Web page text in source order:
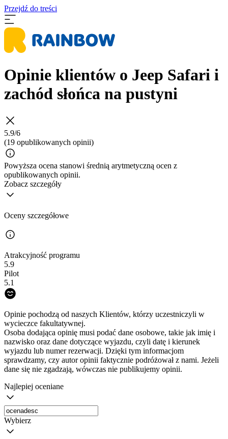
Przejdź do treści
Opinie klientów o Jeep Safari i
zachód słońca na pustyni
5.9/6
(19 opublikowanych opinii)
Powyższa ocena stanowi średnią arytmetyczną ocen z
opublikowanych opinii.
Zobacz szczegóły
Oceny szczegółowe
Atrakcyjność programu
5.9
Pilot
5.1
Opinie pochodzą od naszych Klientów, którzy uczestniczyli w
wycieczce fakultatywnej.
Osoba dodająca opinię musi podać dane osobowe, takie jak imię i
nazwisko oraz dane dotyczące wyjazdu, czyli datę i kierunek
wyjazdu lub numer rezerwacji. Dzięki tym informacjom
sprawdzamy, czy autor opinii faktycznie podróżował z nami. Jeżeli
dane się nie zgadzają, wówczas nie publikujemy opinii.
Najlepiej oceniane
Wybierz